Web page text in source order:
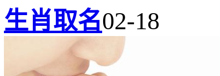
生肖取名02-18